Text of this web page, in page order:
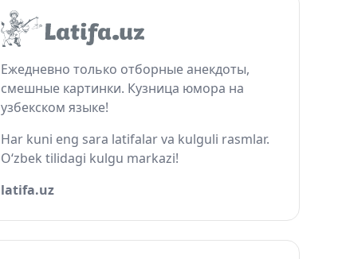
Ежедневно только отборные анекдоты,
смешные картинки. Кузница юмора на
узбекском языке!
Har kuni eng sara latifalar va kulguli rasmlar.
O‘zbek tilidagi kulgu markazi!
latifa.uz